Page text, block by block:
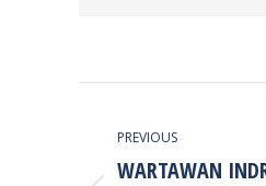
NAVIGATION
PREVIOUS
WARTAWAN